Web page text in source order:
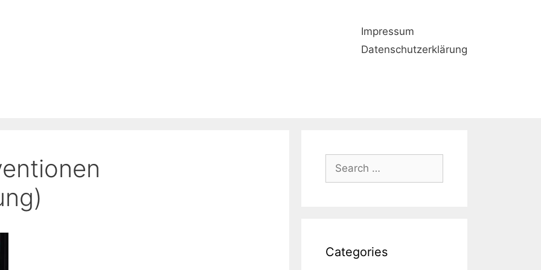
Impressum
Datenschutzerklärung
Search
for:
Categories